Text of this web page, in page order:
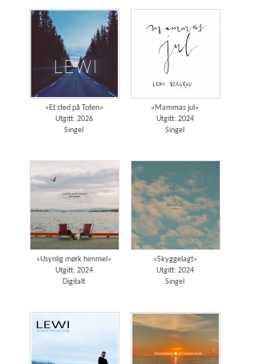
«Et sted på Toten»
Utgitt: 2026
Singel
«Mammas jul»
Utgitt: 2024
Singel
«Usynlig mørk himmel»
Utgitt: 2024
Digitalt
«Skyggelagt»
Utgitt: 2024
Singel